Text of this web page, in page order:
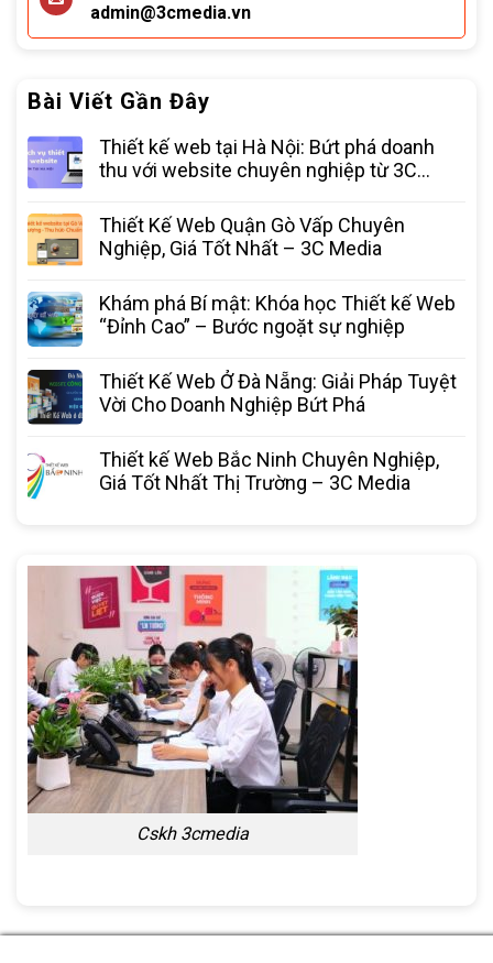
admin@3cmedia.vn
Bài Viết Gần Đây
Thiết kế web tại Hà Nội: Bứt phá doanh
thu với website chuyên nghiệp từ 3C
Thiết Kế Web Quận Gò Vấp Chuyên
Nghiệp, Giá Tốt Nhất – 3C Media
Khám phá Bí mật: Khóa học Thiết kế Web
“Đỉnh Cao” – Bước ngoặt sự nghiệp
Thiết Kế Web Ở Đà Nẵng: Giải Pháp Tuyệt
Vời Cho Doanh Nghiệp Bứt Phá
Thiết kế Web Bắc Ninh Chuyên Nghiệp,
Giá Tốt Nhất Thị Trường – 3C Media
Cskh 3cmedia